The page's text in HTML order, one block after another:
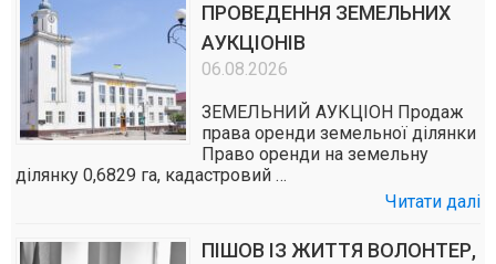
ПРОВЕДЕННЯ ЗЕМЕЛЬНИХ
АУКЦІОНІВ
06.08.2026
ЗЕМЕЛЬНИЙ АУКЦІОН Продаж
права оренди земельної ділянки
Право оренди на земельну
ділянку 0,6829 га, кадастровий …
Читати далі
ПІШОВ ІЗ ЖИТТЯ ВОЛОНТЕР,